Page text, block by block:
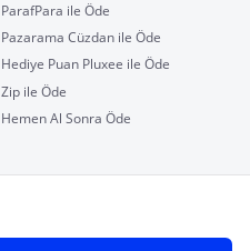
ParafPara ile Öde
Pazarama Cüzdan ile Öde
Hediye Puan Pluxee ile Öde
Zip ile Öde
Hemen Al Sonra Öde